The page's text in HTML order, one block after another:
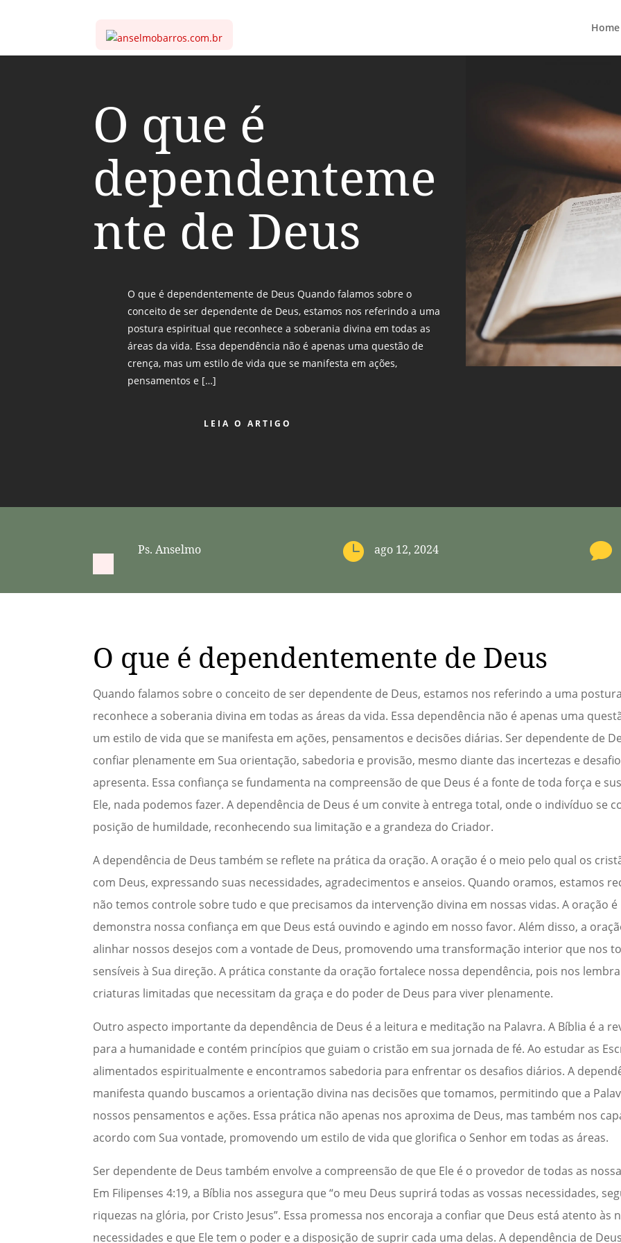
Home
O que é
dependenteme
nte de Deus
O que é dependentemente de Deus Quando falamos sobre o
conceito de ser dependente de Deus, estamos nos referindo a uma
postura espiritual que reconhece a soberania divina em todas as
áreas da vida. Essa dependência não é apenas uma questão de
crença, mas um estilo de vida que se manifesta em ações,
pensamentos e […]
LEIA O ARTIGO
Ps. Anselmo  ago 12, 2024 
O que é dependentemente de Deus
Quando falamos sobre o conceito de ser dependente de Deus, estamos nos referindo a uma
reconhece a soberania divina em todas as áreas da vida. Essa dependência não é apenas uma
um estilo de vida que se manifesta em ações, pensamentos e decisões diárias. Ser dependente de
confiar plenamente em Sua orientação, sabedoria e provisão, mesmo diante das incertezas e
apresenta. Essa confiança se fundamenta na compreensão de que Deus é a fonte de toda força e
Ele, nada podemos fazer. A dependência de Deus é um convite à entrega total, onde o indivíduo se
posição de humildade, reconhecendo sua limitação e a grandeza do Criador.
A dependência de Deus também se reflete na prática da oração. A oração é o meio pelo qual os
com Deus, expressando suas necessidades, agradecimentos e anseios. Quando oramos, estamos
não temos controle sobre tudo e que precisamos da intervenção divina em nossas vidas. A oração
demonstra nossa confiança em que Deus está ouvindo e agindo em nosso favor. Além disso, a
alinhar nossos desejos com a vontade de Deus, promovendo uma transformação interior que nos
sensíveis à Sua direção. A prática constante da oração fortalece nossa dependência, pois nos
criaturas limitadas que necessitam da graça e do poder de Deus para viver plenamente.
Outro aspecto importante da dependência de Deus é a leitura e meditação na Palavra. A Bíblia é a
para a humanidade e contém princípios que guiam o cristão em sua jornada de fé. Ao estudar as
alimentados espiritualmente e encontramos sabedoria para enfrentar os desafios diários. A
manifesta quando buscamos a orientação divina nas decisões que tomamos, permitindo que a
nossos pensamentos e ações. Essa prática não apenas nos aproxima de Deus, mas também nos
acordo com Sua vontade, promovendo um estilo de vida que glorifica o Senhor em todas as áreas.
Ser dependente de Deus também envolve a compreensão de que Ele é o provedor de todas as
Em Filipenses 4:19, a Bíblia nos assegura que “o meu Deus suprirá todas as vossas necessidades,
riquezas na glória, por Cristo Jesus”. Essa promessa nos encoraja a confiar que Deus está atento às
necessidades e que Ele tem o poder e a disposição de suprir cada uma delas. A dependência de